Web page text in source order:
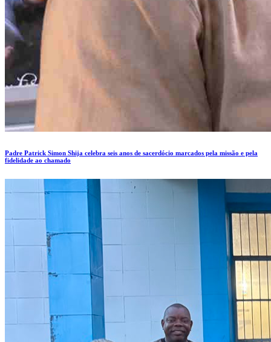
Padre Patrick Simon Shija celebra seis anos de sacerdócio marcados pela missão e pela
fidelidade ao chamado